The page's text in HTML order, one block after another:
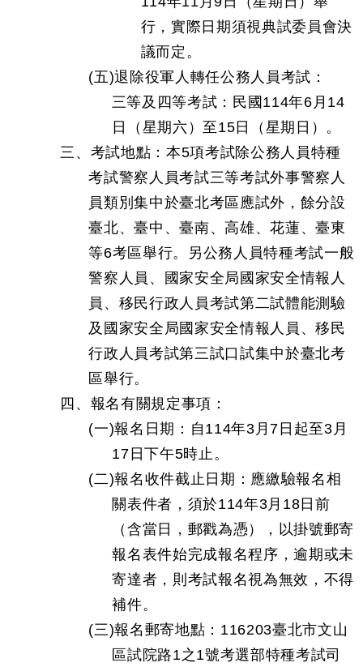
行，實際日期須視典試委員會決
議而定。
(五)退除役軍人轉任公務人員考試：
三等及四等考試：民國114年6月14
日（星期六）至15日（星期日）。
三、考試地點：本5項考試除公務人員特種
考試警察人員考試三等考試外事警察人
員類別集中於臺北考區應試外，餘分設
臺北、臺中、臺南、高雄、花蓮、臺東
等6考區舉行。另公務人員特種考試一般
警察人員、國家安全局國家安全情報人
員、移民行政人員考試第二試體能測驗
及國家安全局國家安全情報人員、移民
行政人員考試第三試口試集中於臺北考
區舉行。
四、報名有關規定事項：
(一)報名日期：自114年3月7日起至3月
17日下午5時止。
(二)報名收件截止日期：應繳驗報名相
關表件者，須於114年3月18日前
（含當日，郵戳為憑），以掛號郵寄
報名表件始完成報名程序，逾期或未
寄達者，則考試報名視為無效，不得
補件。
(三)報名郵寄地點：116203臺北市文山
區試院路1之1號考選部特種考試司